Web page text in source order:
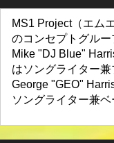
MS1 Project（エム
のコンセプトグルー
Mike "DJ Blue"
はソングライター兼
George "GEO"
ソングライター兼ベ